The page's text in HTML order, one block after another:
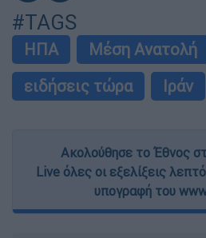
#TAGS
ΗΠΑ
Μέση Ανατολή
ειδήσεις τώρα
Ιράν
Ακολούθησε το Έθνος
Live όλες οι εξελίξεις
υπογραφή του